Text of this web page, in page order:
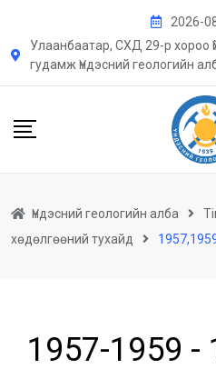
content
2026-
Улаанбаатар, СХД 29-р хороо
гудамж Үндэсний геологийн
Үндэсний геологийн алба
хөдөлгөөний тухайд
1957-1959 -